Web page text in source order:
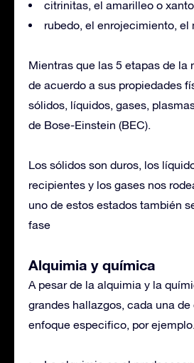
citrinitas, el amarilleo o
rubedo, el enrojecimiento, el
Mientras que las 5 etapas de la
de acuerdo a sus propiedades
sólidos, líquidos, gases,
de Bose-Einstein (BEC).
Los sólidos son duros, los
recipientes y los gases nos
uno de estos estados también
fase
Alquimia y química
A pesar de la alquimia y la
grandes hallazgos, cada una de
enfoque especifico, por ejemplo.